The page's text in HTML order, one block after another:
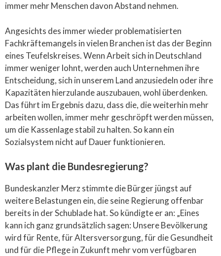
immer mehr Menschen davon Abstand nehmen.
Angesichts des immer wieder problematisierten
Fachkräftemangels in vielen Branchen ist das der Beginn
eines Teufelskreises. Wenn Arbeit sich in Deutschland
immer weniger lohnt, werden auch Unternehmen ihre
Entscheidung, sich in unserem Land anzusiedeln oder ihre
Kapazitäten hierzulande auszubauen, wohl überdenken.
Das führt im Ergebnis dazu, dass die, die weiterhin mehr
arbeiten wollen, immer mehr geschröpft werden müssen,
um die Kassenlage stabil zu halten. So kann ein
Sozialsystem nicht auf Dauer funktionieren.
Was plant die Bundesregierung?
Bundeskanzler Merz stimmte die Bürger jüngst auf
weitere Belastungen ein, die seine Regierung offenbar
bereits in der Schublade hat. So kündigte er an: „Eines
kann ich ganz grundsätzlich sagen: Unsere Bevölkerung
wird für Rente, für Altersversorgung, für die Gesundheit
und für die Pflege in Zukunft mehr vom verfügbaren